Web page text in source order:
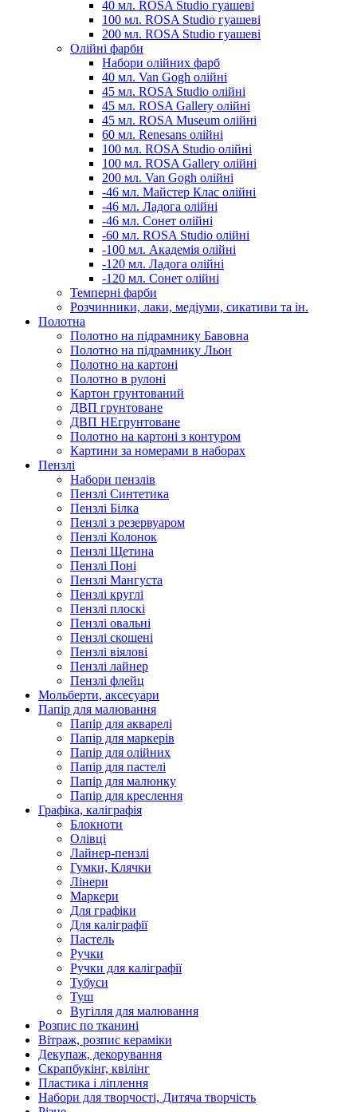
40 мл. ROSA Studio гуашеві
100 мл. ROSA Studio гуашеві
200 мл. ROSA Studio гуашеві
Олійні фарби
Набори олійних фарб
40 мл. Van Gogh олійні
45 мл. ROSA Studio олійні
45 мл. ROSA Gallery олійні
45 мл. ROSA Museum олійні
60 мл. Renesans олійні
100 мл. ROSA Studio олійні
100 мл. ROSA Gallery олійні
200 мл. Van Gogh олійні
-46 мл. Майстер Клас олійні
-46 мл. Ладога олійні
-46 мл. Сонет олійні
-60 мл. ROSA Studio олійні
-100 мл. Академія олійні
-120 мл. Ладога олійні
-120 мл. Сонет олійні
Темперні фарби
Розчинники, лаки, медіуми, сикативи та ін.
Полотна
Полотно на підрамнику Бавовна
Полотно на підрамнику Льон
Полотно на картоні
Полотно в рулоні
Картон грунтований
ДВП грунтоване
ДВП НЕгрунтоване
Полотно на картоні з контуром
Картини за номерами в наборах
Пензлі
Набори пензлів
Пензлі Синтетика
Пензлі Білка
Пензлі з резервуаром
Пензлі Колонок
Пензлі Щетина
Пензлі Поні
Пензлі Мангуста
Пензлі круглі
Пензлі плоскі
Пензлі овальні
Пензлі скошені
Пензлі віялові
Пензлі лайнер
Пензлі флейц
Мольберти, аксесуари
Папір для малювання
Папір для акварелі
Папір для маркерів
Папір для олійних
Папір для пастелі
Папір для малюнку
Папір для креслення
Графіка, каліграфія
Блокноти
Олівці
Лайнер-пензлі
Гумки, Клячки
Лінери
Маркери
Для графіки
Для каліграфії
Пастель
Ручки
Ручки для каліграфії
Тубуси
Туш
Вугілля для малювання
Розпис по тканині
Вітраж, розпис кераміки
Декупаж, декорування
Скрапбукінг, квілінг
Пластика і ліплення
Набори для творчості, Дитяча творчість